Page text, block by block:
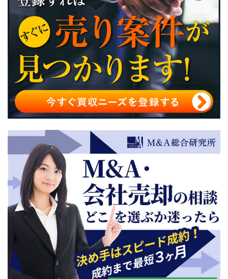
産業廃棄物会社の事業承継を成功させるポイント
産業廃棄物業界の事業承継事例5選
産業廃棄物業界の事業承継まとめ